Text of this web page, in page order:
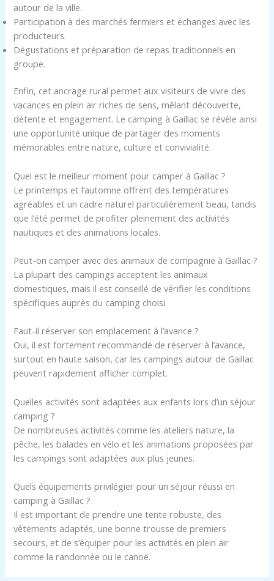
autour de la ville.
Participation à des marchés fermiers et échanges avec les
producteurs.
Dégustations et préparation de repas traditionnels en
groupe.
Enfin, cet ancrage rural permet aux visiteurs de vivre des
vacances en plein air riches de sens, mêlant découverte,
détente et engagement. Le camping à Gaillac se révèle ainsi
une opportunité unique de partager des moments
mémorables entre nature, culture et convivialité.
Quel est le meilleur moment pour camper à Gaillac ?
Le printemps et l’automne offrent des températures
agréables et un cadre naturel particulièrement beau, tandis
que l’été permet de profiter pleinement des activités
nautiques et des animations locales.
Peut-on camper avec des animaux de compagnie à Gaillac ?
La plupart des campings acceptent les animaux
domestiques, mais il est conseillé de vérifier les conditions
spécifiques auprès du camping choisi.
Faut-il réserver son emplacement à l’avance ?
Oui, il est fortement recommandé de réserver à l’avance,
surtout en haute saison, car les campings autour de Gaillac
peuvent rapidement afficher complet.
Quelles activités sont adaptées aux enfants lors d’un séjour
camping ?
De nombreuses activités comme les ateliers nature, la
pêche, les balades en vélo et les animations proposées par
les campings sont adaptées aux plus jeunes.
Quels équipements privilégier pour un séjour réussi en
camping à Gaillac ?
Il est important de prendre une tente robuste, des
vêtements adaptés, une bonne trousse de premiers
secours, et de s’équiper pour les activités en plein air
comme la randonnée ou le canoë.